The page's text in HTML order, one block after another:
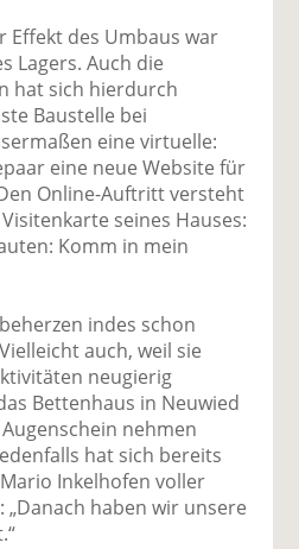
Effekt des Umbaus war
Lagers. Auch die
hat sich hierdurch
Baustelle bei
eine virtuelle:
eine neue Website für
Online-Auftritt versteht
seines Hauses:
Komm in mein
indes schon
auch, weil sie
neugierig
Bettenhaus in Neuwied
nehmen
hat sich bereits
Inkelhofen voller
„Danach haben wir unsere